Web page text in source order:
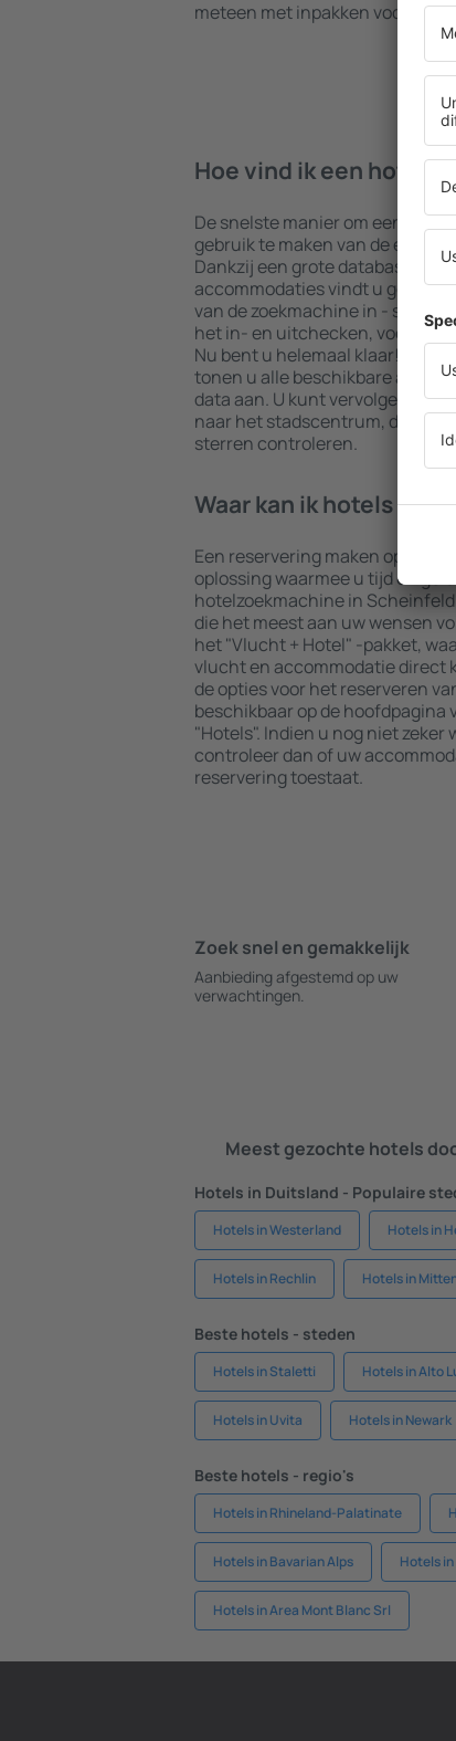
meteen met inpakken voor uw
Hoe vind ik een hotel
De snelste manier om een
gebruik te maken van de eSky
Dankzij een grote database
accommodaties vindt u
van de zoekmachine in -
het in- en uitchecken, voeg dan
Nu bent u helemaal klaar! De
tonen u alle beschikbare
data aan. U kunt vervolgens
naar het stadscentrum, de
sterren controleren.
Waar kan ik hotels in
Een reservering maken op de
oplossing waarmee u tijd en
hotelzoekmachine in
die het meest aan uw wensen
het "Vlucht + Hotel" -pakket,
vlucht en accommodatie direct
de opties voor het reserveren
beschikbaar op de hoofdpagina
"Hotels". Indien u nog niet
controleer dan of uw
reservering toestaat.
Zoek snel en gemakkelijk
Aanbieding afgestemd op uw
verwachtingen.
Meest gezochte hotels
Hotels in Duitsland - Populaire
Hotels in Westerland Hotels in
Hotels in Rechlin Hotels in
Beste hotels - steden
Hotels in Staletti Hotels in Alto
Hotels in Uvita Hotels in Newark
Beste hotels - regio's
Hotels in Rhineland-Palatinate
Hotels in Bavarian Alps Hotels
Hotels in Area Mont Blanc Srl